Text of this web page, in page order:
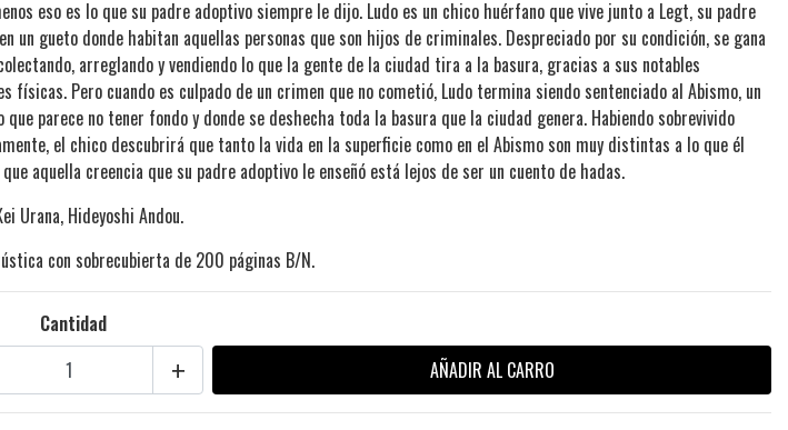
eso es lo que su padre adoptivo siempre le dijo. Ludo es un chico huérfano que vive junto a Legt, su padre
un gueto donde habitan aquellas personas que son hijos de criminales. Despreciado por su condición, se gana
arreglando y vendiendo lo que la gente de la ciudad tira a la basura, gracias a sus notables
físicas. Pero cuando es culpado de un crimen que no cometió, Ludo termina siendo sentenciado al Abismo, un
que parece no tener fondo y donde se deshecha toda la basura que la ciudad genera. Habiendo sobrevivido
el chico descubrirá que tanto la vida en la superficie como en el Abismo son muy distintas a lo que él
que aquella creencia que su padre adoptivo le enseñó está lejos de ser un cuento de hadas.
Urana, Hideyoshi Andou.
con sobrecubierta de 200 páginas B/N.
Cantidad
+